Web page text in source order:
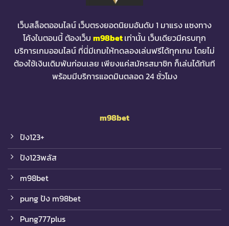
เว็บสล็อตออนไลน์ เว็บตรงยอดนิยมอันดับ 1 มาแรง แซงทาง
โค้งในตอนนี้ ต้องเว็บ m98betเท่านั้น เว็บเดียวมีครบทุก
บริการเกมออนไลน์ ที่นี่มีเกมให้ทดลองเล่นฟรีได้ทุกเกม โดยไม่
ต้องใช้เงินเดิมพันก่อนเลย เพียงแค่สมัครสมาชิก ก็เล่นได้ทันที
พร้อมมีบริการแอดมินตลอด 24 ชั่วโมง
m98bet
ปัง123+
ปัง123พลัส
m98bet
pung ปัง m98bet
Pung777plus